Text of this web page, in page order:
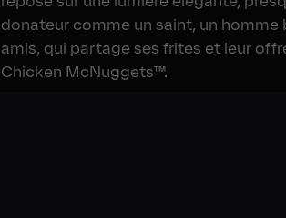
donateur comme un saint, un homme
amis, qui partage ses frites et leur
Chicken McNuggets™.